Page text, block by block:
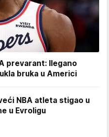
prevarant: Ilegano
bruka u Americi
NBA atleta stigao u
u Evroligu